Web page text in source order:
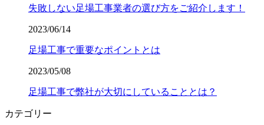
失敗しない足場工事業者の選び方をご紹介します！
2023/06/14
足場工事で重要なポイントとは
2023/05/08
足場工事で弊社が大切にしていることとは？
カテゴリー